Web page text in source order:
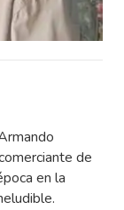
de
en la